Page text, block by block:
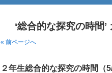
‘総合的な探究の時間
« 前ページへ
２年生総合的な探究の時間（5/